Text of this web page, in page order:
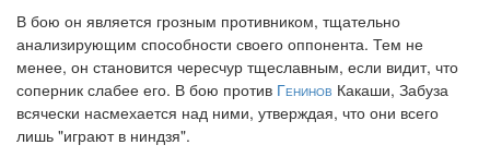
В бою он является грозным противником, тщательно
анализирующим способности своего оппонента. Тем не
менее, он становится чересчур тщеславным, если видит, что
соперник слабее его. В бою против Генинов Какаши, Забуза
всячески насмехается над ними, утверждая, что они всего
лишь "играют в ниндзя".